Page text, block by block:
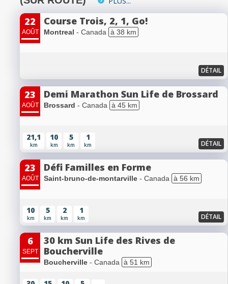
22
AOÛT
Course Trois, 2, 1, Go!
Montreal - Canada à 38 km
DÉTAIL
23
AOÛT
Demi Marathon Sun Life de Brossard
Brossard - Canada à 45 km
21,1
km
10
km
5
km
1
km DÉTAIL
23
AOÛT
Défi Familles en Forme
Saint-bruno-de-montarville - Canada à 56 km
10
km
5
km
2
km
1
km DÉTAIL
6
SEPT
30 km Sun Life des Rives de
Boucherville
Boucherville - Canada à 51 km